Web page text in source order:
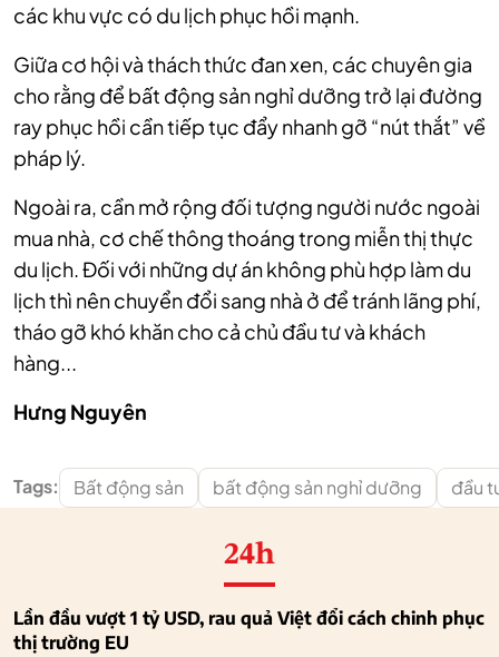
các khu vực có du lịch phục hồi mạnh.
Giữa cơ hội và thách thức đan xen, các chuyên gia
cho rằng để bất động sản nghỉ dưỡng trở lại đường
ray phục hồi cần tiếp tục đẩy nhanh gỡ “nút thắt” về
pháp lý.
Ngoài ra, cần mở rộng đối tượng người nước ngoài
mua nhà, cơ chế thông thoáng trong miễn thị thực
du lịch. Đối với những dự án không phù hợp làm du
lịch thì nên chuyển đổi sang nhà ở để tránh lãng phí,
tháo gỡ khó khăn cho cả chủ đầu tư và khách
hàng...
Hưng Nguyên
Tags: Bất động sản bất động sản nghỉ dưỡng đầu
24h
Lần đầu vượt 1 tỷ USD, rau quả Việt đổi cách chinh phục
thị trường EU